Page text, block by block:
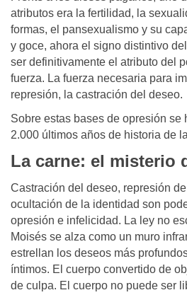
atributos era la fertilidad, la
formas, el pansexualismo y su
y goce, ahora el signo distintivo
ser definitivamente el atributo del
fuerza. La fuerza necesaria para
represión, la castración del deseo.
Sobre estas bases de opresión se
2.000 últimos años de historia de
La carne: el misterio
Castración del deseo, represión
ocultación de la identidad son
opresión e infelicidad. La ley no
Moisés se alza como un muro
estrellan los deseos más
íntimos. El cuerpo convertido de
de culpa. El cuerpo no puede ser